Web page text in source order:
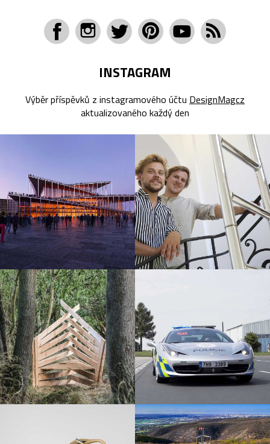
INSTAGRAM
Výběr příspěvků z instagramového účtu DesignMagcz
aktualizovaného každý den